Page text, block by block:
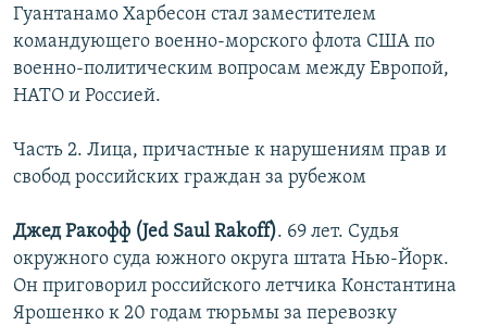
Гуантанамо Харбесон стал заместителем
командующего военно-морского флота США по
военно-политическим вопросам между Европой,
НАТО и Россией.
Часть 2. Лица, причастные к нарушениям прав и
свобод российских граждан за рубежом
Джед Ракофф (Jed Saul Rakoff). 69 лет. Судья
окружного суда южного округа штата Нью-Йорк.
Он приговорил российского летчика Константина
Ярошенко к 20 годам тюрьмы за перевозку